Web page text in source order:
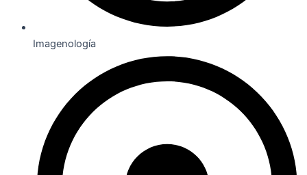
Imagenología